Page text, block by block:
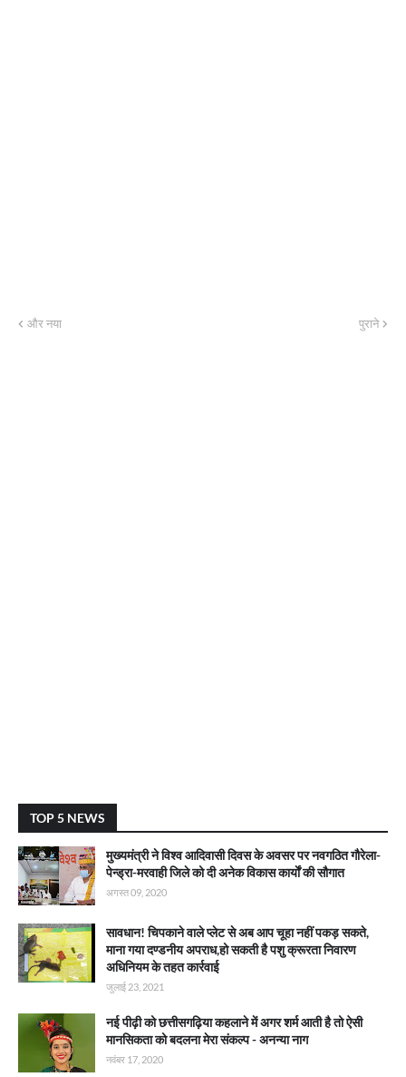
और नया पुराने
TOP 5 NEWS
मुख्यमंत्री ने विश्व आदिवासी दिवस के अवसर पर नवगठित गौरेला-
पेन्ड्रा-मरवाही जिले को दी अनेक विकास कार्याें की सौगात
अगस्त 09, 2020
सावधान! चिपकाने वाले प्लेट से अब आप चूहा नहीं पकड़ सकते,
माना गया दण्डनीय अपराध,हो सकती है पशु क्रूरता निवारण
अधिनियम के तहत कार्रवाई
जुलाई 23, 2021
नई पीढ़ी को छत्तीसगढ़िया कहलाने में अगर शर्म आती है तो ऐसी
मानसिकता को बदलना मेरा संकल्प - अनन्या नाग
नवंबर 17, 2020